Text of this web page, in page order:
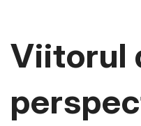
Viitorul